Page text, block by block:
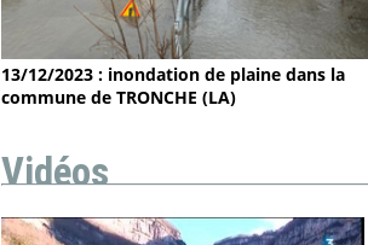
13/12/2023 : inondation de plaine dans la
commune de TRONCHE (LA)
Vidéos